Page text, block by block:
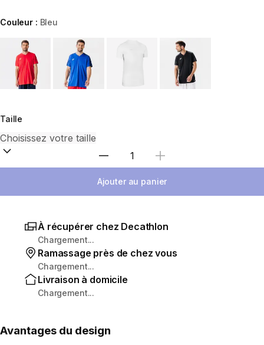
Couleur : Bleu
Choose a variant
Taille
Sélectionnez la quantité
Ajouter au panier
À récupérer chez Decathlon
Chargement...
Ramassage près de chez vous
Chargement...
Livraison à domicile
Chargement...
Avantages du design